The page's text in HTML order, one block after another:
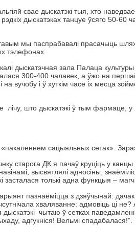
свае дыскатэкі тыя, хто
дыскатэках танцуе ўсяго 50-60
мы паспрабавалі прасачыць
тэлефонах.
дыскатэчная зала Палаца
300-400 чалавек, а ўжо на
на вучобу і ў хуткім часе іх месца
што дыскатэкі ў тым фармаце, у
сацыяльных сетак».
старога ДК я пачаў круціць у
высвятлялі адносіны,
засталася толькі адна функцыя –
пазнаёміцца з дзяўчынай:
хваляванне: адмовіць ці
дыскатэкі чытаю ў сетках
адгукніся! Вельмі спадабалася!”.